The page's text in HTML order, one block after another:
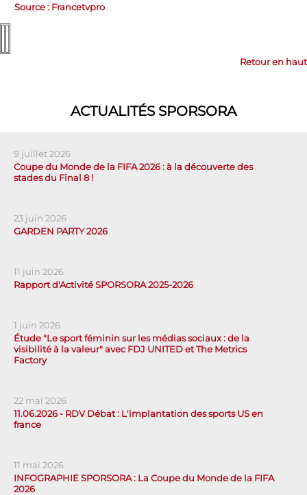
Source : Francetvpro
Retour en haut
ACTUALITÉS SPORSORA
9 juillet 2026
Coupe du Monde de la FIFA 2026 : à la découverte des
stades du Final 8 !
23 juin 2026
GARDEN PARTY 2026
11 juin 2026
Rapport d'Activité SPORSORA 2025-2026
1 juin 2026
Étude "Le sport féminin sur les médias sociaux : de la
visibilité à la valeur" avec FDJ UNITED et The Metrics
Factory
22 mai 2026
11.06.2026 - RDV Débat : L'implantation des sports US en
france
11 mai 2026
INFOGRAPHIE SPORSORA : La Coupe du Monde de la FIFA
2026